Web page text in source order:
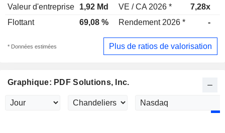
Valeur d'entreprise
1,92 Md VE / CA 2026 * 7,28x
Flottant
69,08 % Rendement 2026 * -
* Données estimées Plus de ratios de valorisation
Graphique: PDF Solutions, Inc.